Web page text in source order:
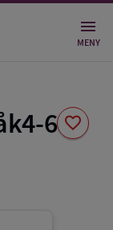
MENY
6 favorite